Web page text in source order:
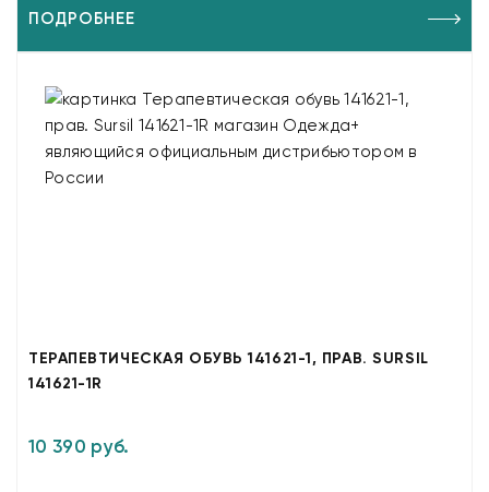
ПОДРОБНЕЕ
ТЕРАПЕВТИЧЕСКАЯ ОБУВЬ 141621-1, ПРАВ. SURSIL
141621-1R
10 390 руб.